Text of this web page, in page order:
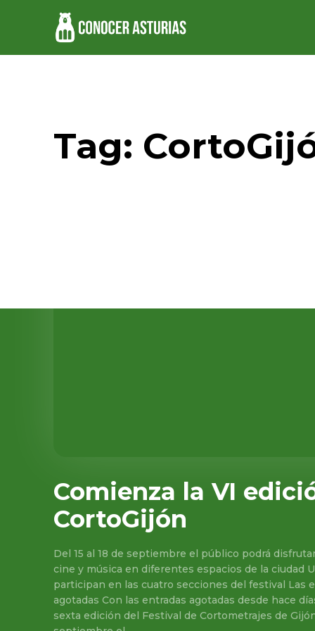
Tag:
Comienza la VI
CortoGijón
Del 15 al 18 de septiembre el público podrá
cine y música en diferentes espacios de la ciudad
participan en las cuatro secciones del festival Las
agotadas Con las entradas agotadas desde hace
sexta edición del Festival de Cortometrajes de